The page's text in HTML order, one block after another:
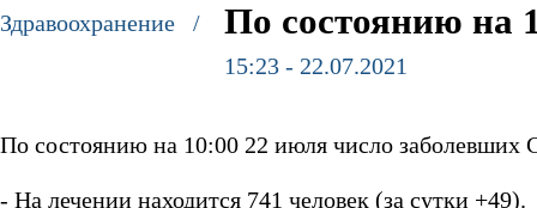
Здравоохранение / По состоянию на
15:23 - 22.07.2021
По состоянию на 10:00 22 июля число заболевших
- На лечении находится 741 человек (за сутки +49).